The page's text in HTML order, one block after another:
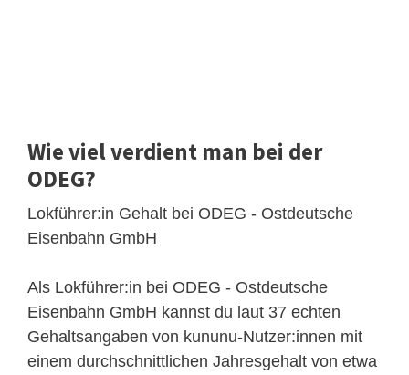
Wie viel verdient man bei der
ODEG?
Lokführer:in Gehalt bei ODEG - Ostdeutsche
Eisenbahn GmbH
Als Lokführer:in bei ODEG - Ostdeutsche
Eisenbahn GmbH kannst du laut 37 echten
Gehaltsangaben von kununu-Nutzer:innen mit
einem durchschnittlichen Jahresgehalt von etwa